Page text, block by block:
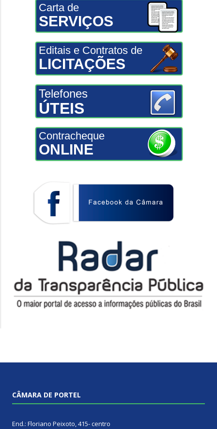
Carta de
SERVIÇOS
Editais e Contratos de
LICITAÇÕES
Telefones
ÚTEIS
Contracheque
ONLINE
CÂMARA DE PORTEL
End.: Floriano Peixoto, 415- centro